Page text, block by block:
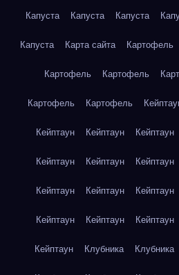
Капуста Капуста Капуста
Капуста Карта сайта Картофель
Картофель Картофель
Картофель Картофель
Кейптаун Кейптаун Кейптаун
Кейптаун Кейптаун Кейптаун
Кейптаун Кейптаун Кейптаун
Кейптаун Кейптаун Кейптаун
Кейптаун Клубника Клубника